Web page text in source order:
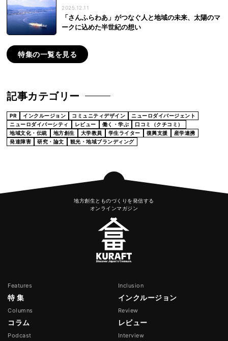
2025.12.11
「さんふらわあ」がつなぐ人と地域の未来、太陽のマ
ークに込めた半世紀の想い
特集の一覧を見る
記事カテゴリー
PR インクルージョン コミュニティデザイン
ニューロダイバージェント
ニューロダイバーシティ
レビュー 働く・学ぶ
口コミ（クチコミ）
地域文化・伝統
地方創生 大学教員 学生ライター 復興支援
産学連携
発達障害
研究・論文 観光・地域ブランディング
地方創生とものづくりを発信する
オンラインマガジン
Features
特 集
Inclusion
インクルージョン
Columns
コラム
Review
レビュー
Podcast Interview